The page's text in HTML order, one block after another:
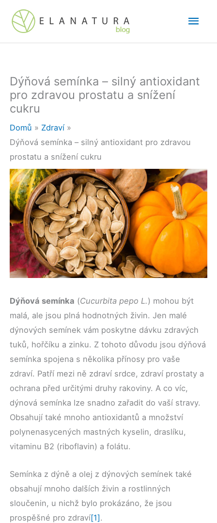
Přeskočit
obsah
Dýňová semínka – silný antioxidant
pro zdravou prostatu a snížení
cukru
Domů
Zdraví
Dýňová semínka – silný antioxidant pro zdravou
prostatu a snížení cukru
Dýňová semínka (Cucurbita pepo L.) mohou být
malá, ale jsou plná hodnotných živin. Jen malé
dýnových semínek vám poskytne dávku zdravých
tuků, hořčíku a zinku. Z tohoto důvodu jsou dýňová
semínka spojena s několika přínosy pro vaše
zdraví. Patří mezi ně zdraví srdce, zdraví prostaty a
ochrana před určitými druhy rakoviny. A co víc,
dýnová semínka lze snadno zařadit do vaší stravy.
Obsahují také mnoho antioxidantů a množství
polynenasycených mastných kyselin, draslíku,
vitaminu B2 (riboflavin) a folátu.
Semínka z dýně a olej z dýnových semínek také
obsahují mnoho dalších živin a rostlinných
sloučenin, u nichž bylo prokázáno, že jsou
prospěšné pro zdraví[1].